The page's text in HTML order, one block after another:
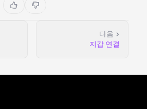
다음
지갑 연결